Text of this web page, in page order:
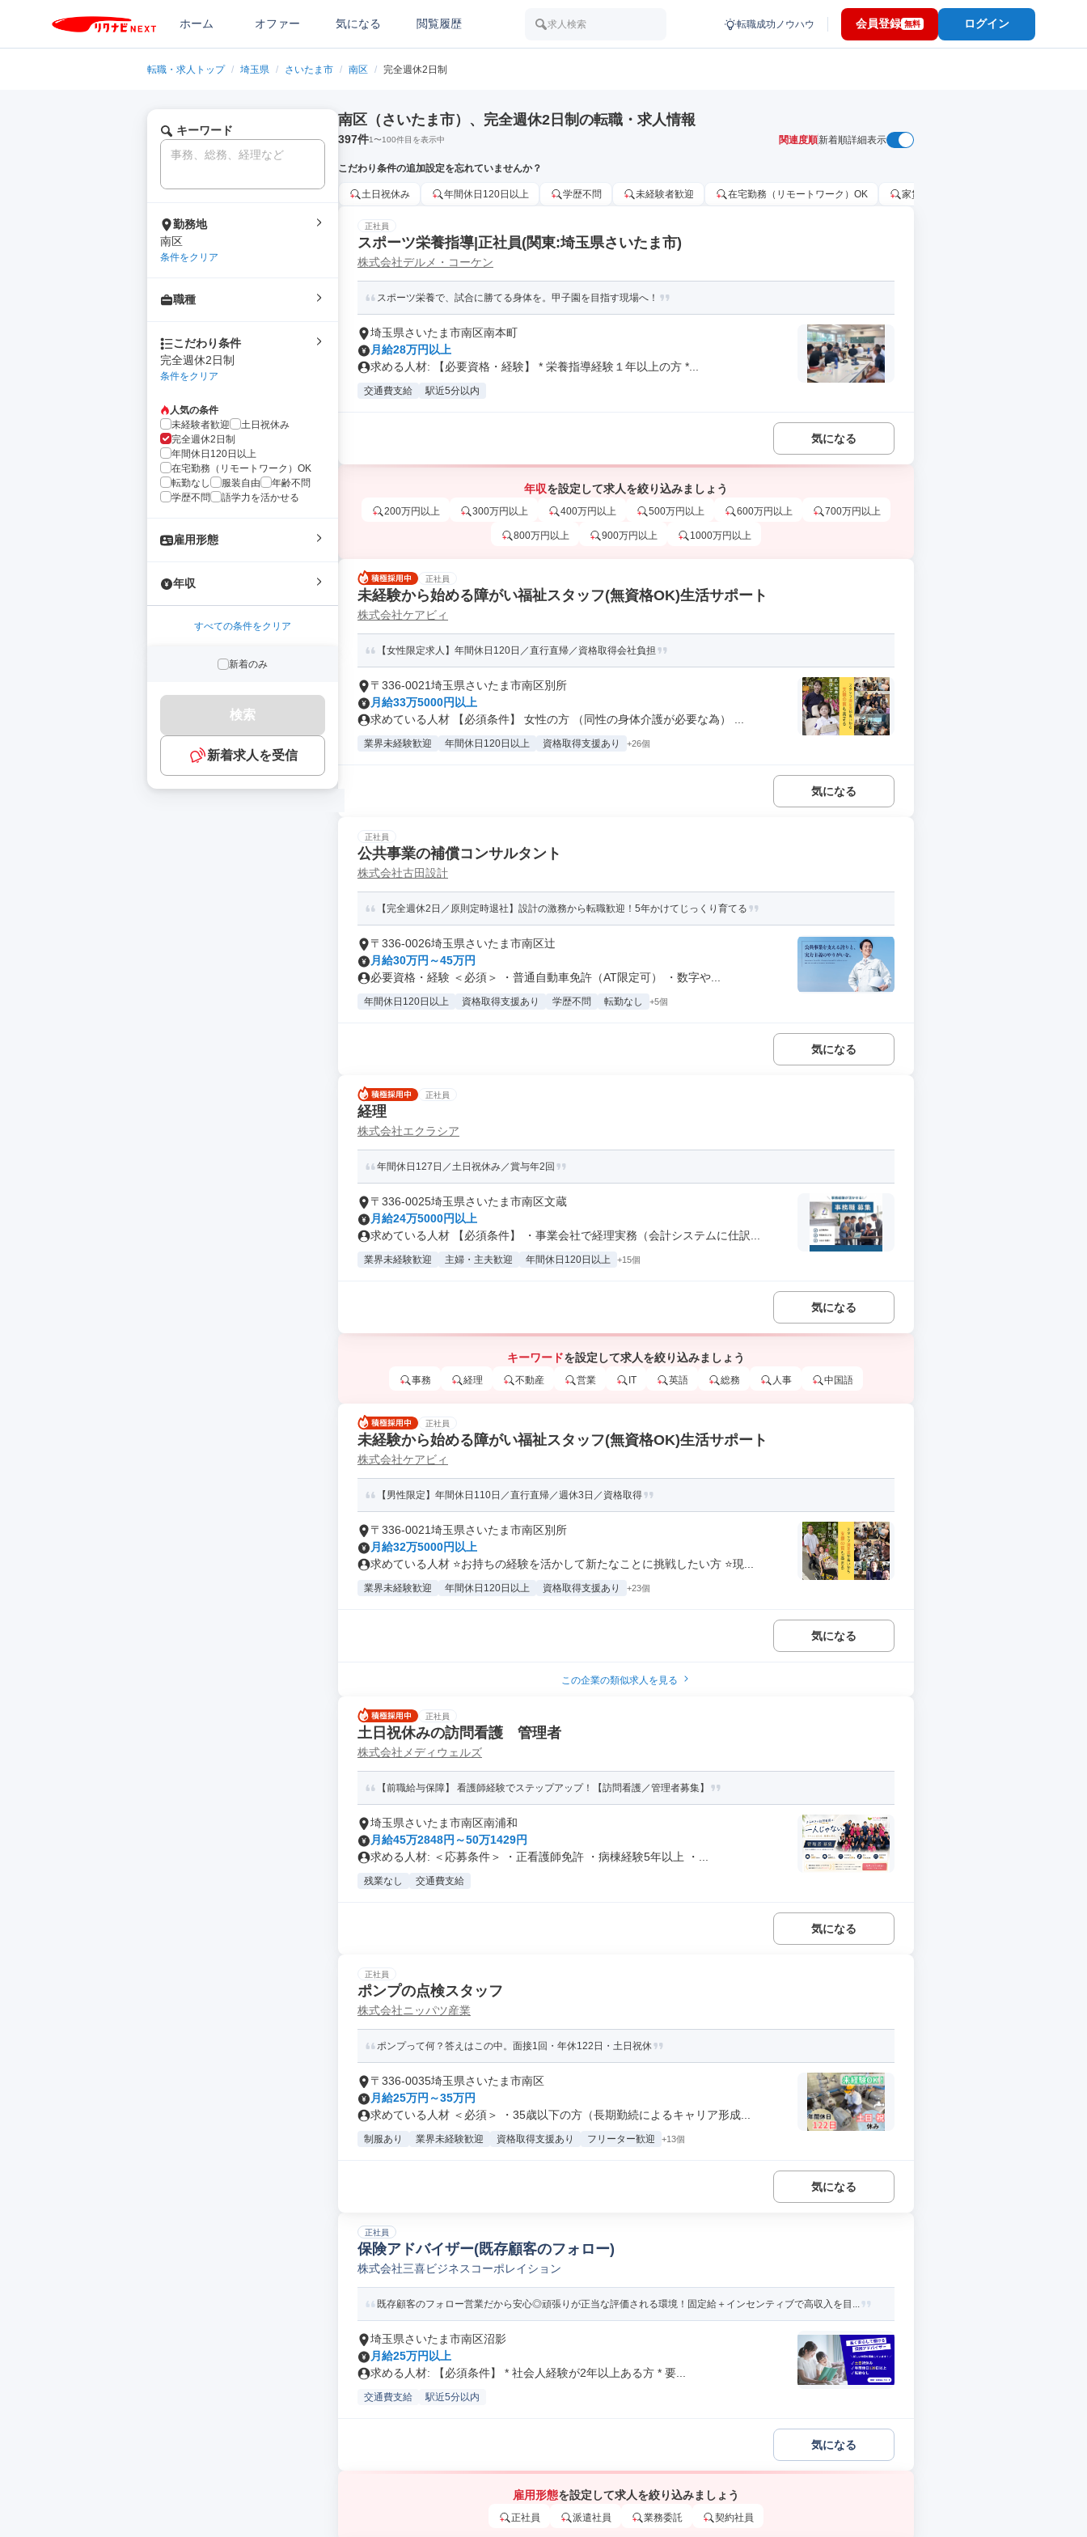
ホーム オファー 気になる 閲覧履歴 求人検索 転職成功ノウハウ 会員登録 無料 ログイン
転職・求人トップ / 埼玉県 / さいたま市 / 南区 / 完全週休2日制
キーワード
勤務地
南区
条件をクリア
職種
こだわり条件
完全週休2日制
条件をクリア
人気の条件
未経験者歓迎
土日祝休み
完全週休2日制
年間休日120日以上
在宅勤務（リモートワーク）OK
転勤なし
服装自由
年齢不問
学歴不問
語学力を活かせる
雇用形態
年収
すべての条件をクリア
新着のみ
検索
新着求人を受信
南区（さいたま市）、完全週休2日制の転職・求人情報
397件1〜100件目を表示中 関連度順新着順詳細表示
こだわり条件の追加設定を忘れていませんか？
土日祝休み 年間休日120日以上 学歴不問 未経験者歓迎 在宅勤務（リモートワーク）OK 家賃補助・住宅手当あり
正社員
スポーツ栄養指導|正社員(関東:埼玉県さいたま市)
株式会社デルメ・コーケン
スポーツ栄養で、試合に勝てる身体を。甲子園を目指す現場へ！
埼玉県さいたま市南区南本町
月給28万円以上
求める人材: 【必要資格・経験】 * 栄養指導経験１年以上の方 *...
交通費支給 駅近5分以内
気になる
年収を設定して求人を絞り込みましょう
200万円以上 300万円以上 400万円以上 500万円以上 600万円以上 700万円以上
800万円以上 900万円以上 1000万円以上
正社員
未経験から始める障がい福祉スタッフ(無資格OK)生活サポート
株式会社ケアビィ
【女性限定求人】年間休日120日／直行直帰／資格取得会社負担
〒336-0021埼玉県さいたま市南区別所
月給33万5000円以上
求めている人材 【必須条件】 女性の方 （同性の身体介護が必要な為） ...
業界未経験歓迎 年間休日120日以上 資格取得支援あり +26個
気になる
正社員
公共事業の補償コンサルタント
株式会社古田設計
【完全週休2日／原則定時退社】設計の激務から転職歓迎！5年かけてじっくり育てる
〒336-0026埼玉県さいたま市南区辻
月給30万円～45万円
必要資格・経験 ＜必須＞ ・普通自動車免許（AT限定可） ・数字や...
年間休日120日以上 資格取得支援あり 学歴不問 転勤なし +5個
気になる
正社員
経理
株式会社エクラシア
年間休日127日／土日祝休み／賞与年2回
〒336-0025埼玉県さいたま市南区文蔵
月給24万5000円以上
求めている人材 【必須条件】 ・事業会社で経理実務（会計システムに仕訳...
業界未経験歓迎 主婦・主夫歓迎 年間休日120日以上 +15個
気になる
キーワードを設定して求人を絞り込みましょう
事務 経理 不動産 営業 IT 英語 総務 人事 中国語
正社員
未経験から始める障がい福祉スタッフ(無資格OK)生活サポート
株式会社ケアビィ
【男性限定】年間休日110日／直行直帰／週休3日／資格取得
〒336-0021埼玉県さいたま市南区別所
月給32万5000円以上
求めている人材 ⭐お持ちの経験を活かして新たなことに挑戦したい方 ⭐現...
業界未経験歓迎 年間休日120日以上 資格取得支援あり +23個
気になる
この企業の類似求人を見る
正社員
土日祝休みの訪問看護 管理者
株式会社メディウェルズ
【前職給与保障】 看護師経験でステップアップ！【訪問看護／管理者募集】
埼玉県さいたま市南区南浦和
月給45万2848円～50万1429円
求める人材: ＜応募条件＞ ・正看護師免許 ・病棟経験5年以上 ・...
残業なし 交通費支給
気になる
正社員
ポンプの点検スタッフ
株式会社ニッパツ産業
ポンプって何？答えはこの中。面接1回・年休122日・土日祝休
〒336-0035埼玉県さいたま市南区
月給25万円～35万円
求めている人材 ＜必須＞ ・35歳以下の方（長期勤続によるキャリア形成...
制服あり 業界未経験歓迎 資格取得支援あり フリーター歓迎 +13個
気になる
正社員
保険アドバイザー(既存顧客のフォロー)
株式会社三喜ビジネスコーポレイション
既存顧客のフォロー営業だから安心◎頑張りが正当な評価される環境！固定給＋インセンティブで高収入を目...
埼玉県さいたま市南区沼影
月給25万円以上
求める人材: 【必須条件】 * 社会人経験が2年以上ある方 * 要...
交通費支給 駅近5分以内
気になる
雇用形態を設定して求人を絞り込みましょう
正社員 派遣社員 業務委託 契約社員